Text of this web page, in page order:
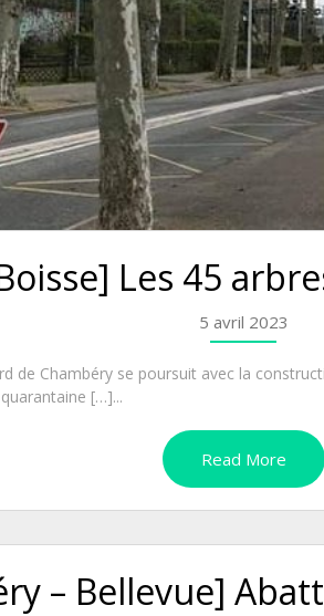
Les 45
5 avril 2023
de Chambéry se poursuit avec la
[…]...
Read More
– Bellevue]